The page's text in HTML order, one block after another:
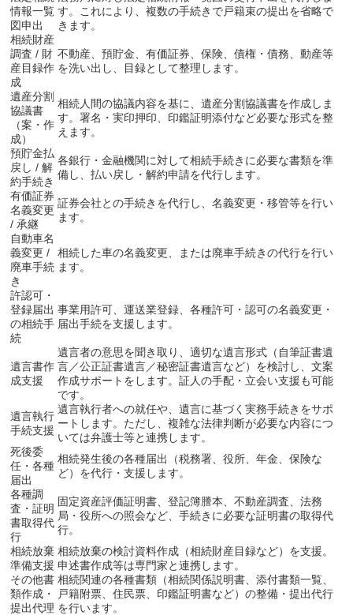
情報一覧
図申出
す。これにより、複数の手続きで戸籍束の提出を省略で
きます。
相続財産
調査 / 財
産目録作
成
不動産、預貯金、有価証券、保険、債権・債務、動産等
を洗い出し、目録として整理します。
遺産分割
協議書
（案・作
成）
相続人間の協議内容を基に、遺産分割協議書を作成しま
す。署名・実印押印、印鑑証明添付など必要な形式を整
えます。
預貯金払
戻し / 解
約手続き
各銀行・金融機関に対して相続手続きに必要な書類を準
備し、払い戻し・解約申請を代行します。
有価証券
名義変更
/ 承継
証券会社との手続きを代行し、名義変更・移管等を行い
ます。
自動車名
義変更 /
廃車手続
き
相続した車の名義変更、または廃車手続きの代行を行い
ます。
許認可・
登録届出
の相続手
続
事業用許可、運送業登録、各種許可・認可の名義変更・
届出手続を支援します。
遺言書作
成支援
遺言者の意思を聞き取り、適切な遺言形式（自筆証書遺
言／公正証書遺言／秘密証書遺言など）を検討し、文案
作成サポートをします。証人の手配・立会い支援も可能
です。
遺言執行
手続支援
遺言執行者への就任や、遺言に基づく実務手続きをサポ
ートします。ただし、複雑な法律判断が必要な内容につ
いては弁護士等と連携します。
死後委
任・各種
届出
相続発生後の各種届出（税務署、役所、年金、保険な
ど）を代行・支援します。
各種調
査・証明
書取得代
行
固定資産評価証明書、登記簿謄本、不動産調査、法務
局・役所への照会など、手続きに必要な証明書の取得代
行。
相続放棄
準備支援
相続放棄の検討資料作成（相続財産目録など）を支援。
申述書作成等は専門家と連携します。
その他書
類作成・
提出代理
相続関連の各種書類（相続関係説明書、添付書類一覧、
戸籍附票、住民票、印鑑証明書など）の整備・提出代行
を行います。